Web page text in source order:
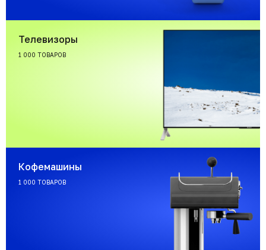
Телевизоры
1 000 ТОВАРОВ
Кофемашины
1 000 ТОВАРОВ